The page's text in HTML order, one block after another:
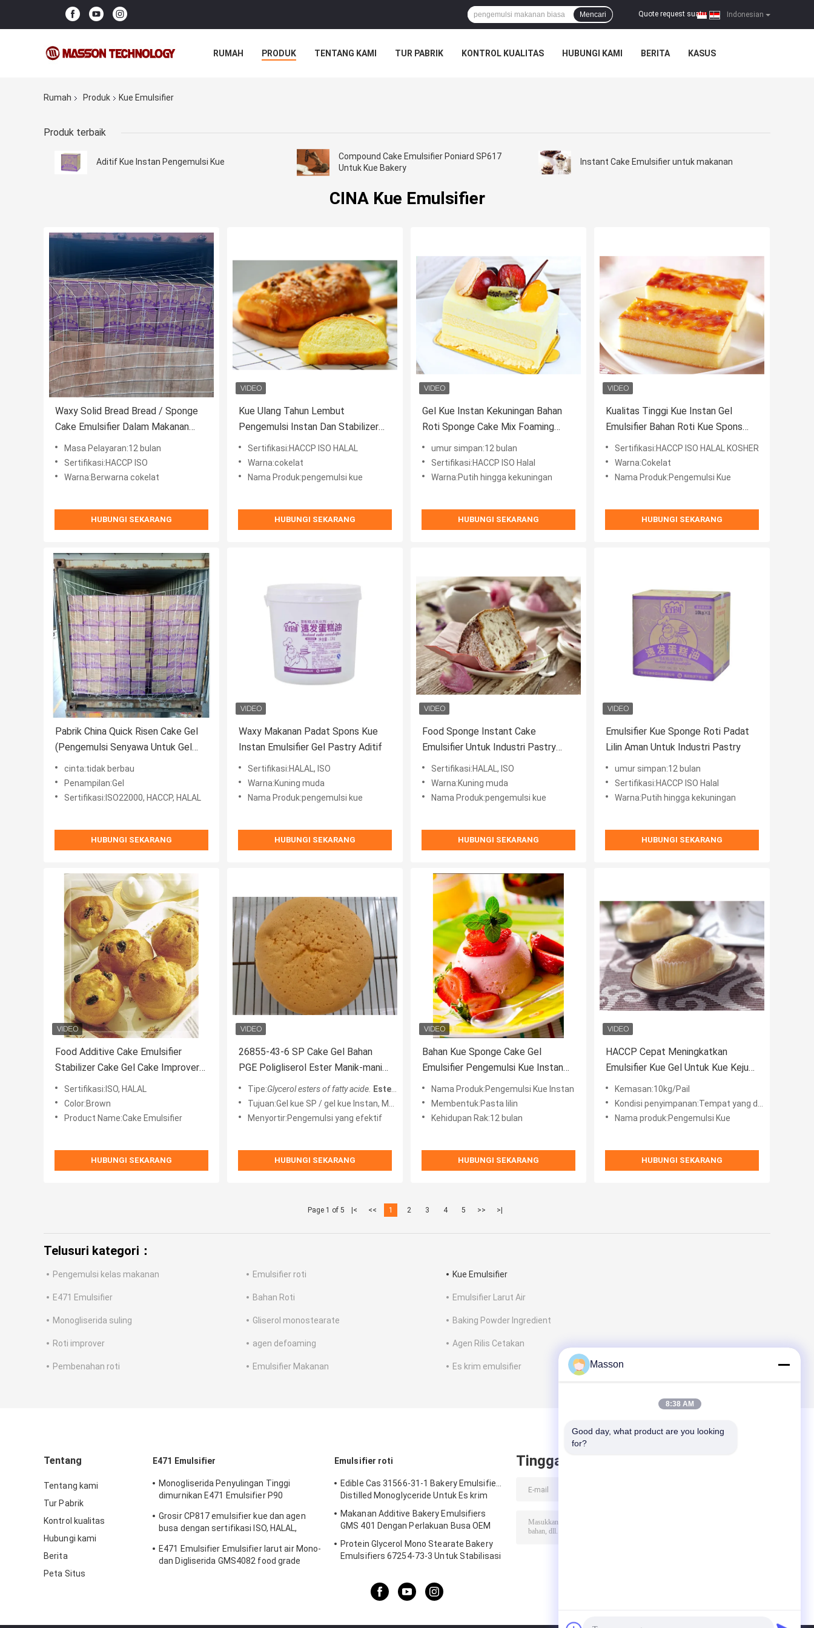
Indonesian
Quote request suatu |
Mencari
RUMAH PRODUK TENTANG KAMI TUR PABRIK KONTROL KUALITAS HUBUNGI KAMI BERITA KASUS
Rumah Produk Kue Emulsifier
Produk terbaik
Aditif Kue Instan Pengemulsi Kue
Compound Cake Emulsifier Poniard SP617
Untuk Kue Bakery
Instant Cake Emulsifier untuk makanan
CINA Kue Emulsifier
Waxy Solid Bread Bread / Sponge
Cake Emulsifier Dalam Makanan
Dengan Aroma Murni
Masa Pelayaran:12 bulan
Sertifikasi:HACCP ISO
Warna:Berwarna cokelat
HUBUNGI SEKARANG
Kue Ulang Tahun Lembut
Pengemulsi Instan Dan Stabilizer
Penambah Baik Untuk Pastry
Sertifikasi:HACCP ISO HALAL
Warna:cokelat
Nama Produk:pengemulsi kue
HUBUNGI SEKARANG
Gel Kue Instan Kekuningan Bahan
Roti Sponge Cake Mix Foaming
Agent Gel Peningkat Kue
umur simpan:12 bulan
Sertifikasi:HACCP ISO Halal
Warna:Putih hingga kekuningan
HUBUNGI SEKARANG
Kualitas Tinggi Kue Instan Gel
Emulsifier Bahan Roti Kue Spons
Campuran Busa Agen Kue Gel
Sertifikasi:HACCP ISO HALAL KOSHER
Warna:Cokelat
Nama Produk:Pengemulsi Kue
HUBUNGI SEKARANG
Pabrik China Quick Risen Cake Gel
(Pengemulsi Senyawa Untuk Gel
Kue) Dengan HALAL
cinta:tidak berbau
Penampilan:Gel
Sertifikasi:ISO22000, HACCP, HALAL
HUBUNGI SEKARANG
Waxy Makanan Padat Spons Kue
Instan Emulsifier Gel Pastry Aditif
Sertifikasi:HALAL, ISO
Warna:Kuning muda
Nama Produk:pengemulsi kue
HUBUNGI SEKARANG
Food Sponge Instant Cake
Emulsifier Untuk Industri Pastry
10kg / Carton Cake Gel
Sertifikasi:HALAL, ISO
Warna:Kuning muda
Nama Produk:pengemulsi kue
HUBUNGI SEKARANG
Emulsifier Kue Sponge Roti Padat
Lilin Aman Untuk Industri Pastry
umur simpan:12 bulan
Sertifikasi:HACCP ISO Halal
Warna:Putih hingga kekuningan
HUBUNGI SEKARANG
Food Additive Cake Emulsifier
Stabilizer Cake Gel Cake Improver
Dengan ISO Halal
Sertifikasi:ISO, HALAL
Color:Brown
Product Name:Cake Emulsifier
HUBUNGI SEKARANG
26855-43-6 SP Cake Gel Bahan
PGE Poligliserol Ester Manik-manik
Asam Lemak
Tipe:Glycerol esters of fatty acide. Ester gliserol dari asid lemak.
Tri, Tetra-poly
Tujuan:Gel kue SP / gel kue Instan, Margarin / Pemendek, Es krim, creamer NonoDairy, Kue perbaiki
Menyortir:Pengemulsi yang efektif
HUBUNGI SEKARANG
Bahan Kue Sponge Cake Gel
Emulsifier Pengemulsi Kue Instan
Bersertifikat ISO HALAL
Nama Produk:Pengemulsi Kue Instan
Membentuk:Pasta lilin
Kehidupan Rak:12 bulan
HUBUNGI SEKARANG
HACCP Cepat Meningkatkan
Emulsifier Kue Gel Untuk Kue Keju
Kue Sponge Kue Chiffon Kue
Kemasan:10kg/Pail
Kondisi penyimpanan:Tempat yang dingin dan kering
Nama produk:Pengemulsi Kue
HUBUNGI SEKARANG
Page 1 of 5 |< << 1 2 3 4 5 >> >|
Telusuri kategori：
Pengemulsi kelas makanan Emulsifier roti Kue Emulsifier
E471 Emulsifier Bahan Roti Emulsifier Larut Air
Monogliserida suling Gliserol monostearate Baking Powder Ingredient
Roti improver agen defoaming Agen Rilis Cetakan
Pembenahan roti Emulsifier Makanan Es krim emulsifier
Tentang
Tentang kami
Tur Pabrik
Kontrol kualitas
Hubungi kami
Berita
Peta Situs
E471 Emulsifier
Monogliserida Penyulingan Tinggi
dimurnikan E471 Emulsifier P90
Grosir CP817 emulsifier kue dan agen
busa dengan sertifikasi ISO, HALAL,
E471 Emulsifier Emulsifier larut air Mono-
dan Digliserida GMS4082 food grade
Emulsifier roti
Edible Cas 31566-31-1 Bakery Emulsifiers
Distilled Monoglyceride Untuk Es krim
Makanan Additive Bakery Emulsifiers
GMS 401 Dengan Perlakuan Busa OEM
Protein Glycerol Mono Stearate Bakery
Emulsifiers 67254-73-3 Untuk Stabilisasi
Tinggalkan pesan
Masson
8:38 AM
Good day, what product are you looking
for?